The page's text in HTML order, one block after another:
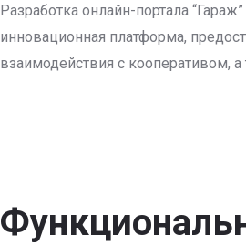
Разработка онлайн-портала
инновационная платформа,
взаимодействия с кооперативом,